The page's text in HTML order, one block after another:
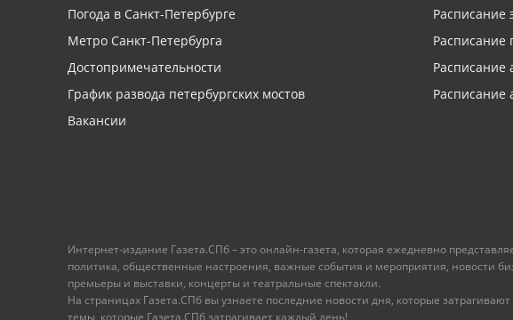
Погода в Санкт-Петербурге
Метро Санкт-Петербурга
Достопримечательности
График развода петербургских мостов
Вакансии
Расписание
Расписание
Расписание
Расписание
Интернет-издание Газета.СПб – это онлайн-газета, которая ежедневно
политика, общественные настроения, важные события и мероприятия, новости
премьеры и выставки, концерты и театральные спектакли.
На страницах Газета.СПб вы узнаете последние новости дня, которые
темы, которые Газета.СПб затрагивает каждый день!